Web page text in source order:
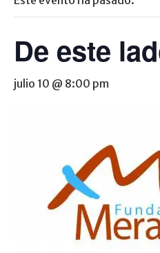
De este
julio 10 @ 8:00 pm